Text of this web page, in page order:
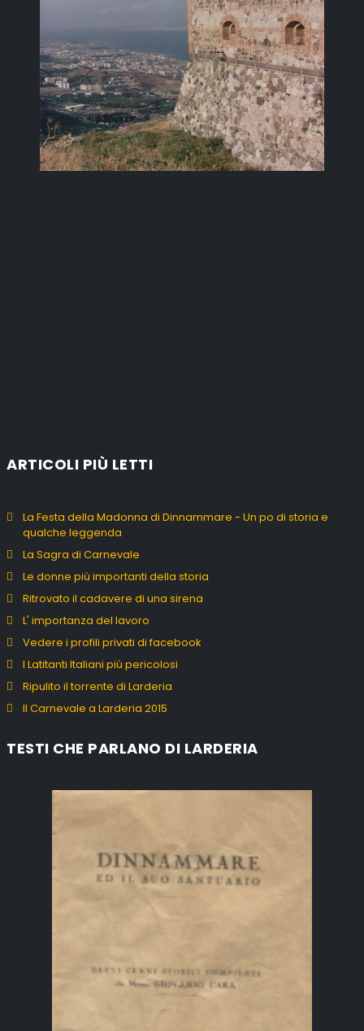
ARTICOLI PIÙ LETTI
La Festa della Madonna di Dinnammare - Un po di storia e
qualche leggenda
La Sagra di Carnevale
Le donne più importanti della storia
Ritrovato il cadavere di una sirena
L' importanza del lavoro
Vedere i profili privati di facebook
I Latitanti Italiani più pericolosi
Ripulito il torrente di Larderia
Il Carnevale a Larderia 2015
TESTI CHE PARLANO DI LARDERIA